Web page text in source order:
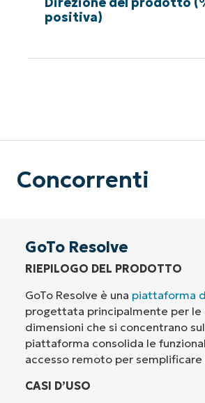
positiva)
Concorrenti
GoTo Resolve
RIEPILOGO DEL PRODOTTO
GoTo Resolve è una piattaforma
progettata principalmente per le
dimensioni che si concentrano
piattaforma consolida le
accesso remoto per semplificare
CASI D’USO